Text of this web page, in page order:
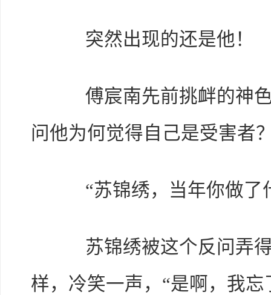
突然出现的还是他！
傅宸南先前挑衅的神色
问他为何觉得自己是受害者
“苏锦绣，当年你做了
苏锦绣被这个反问弄得
样，冷笑一声，“是啊，我